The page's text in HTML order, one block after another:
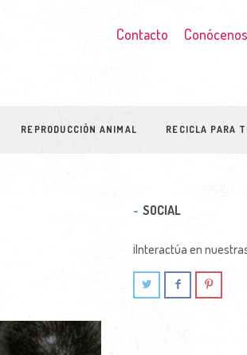
Contacto Conócenos
REPRODUCCIÓN ANIMAL RECICLA PARA
SOCIAL
¡Interactúa en